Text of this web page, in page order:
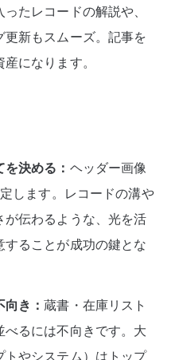
たレコードの解説や、
新もスムーズ。記事を
になります。
決める： ヘッダー画像
します。レコードの溝や
伝わるような、光を活
ることが成功の鍵とな
向き：蔵書・在庫リスト
るには不向きです。大
やシステム）はトップ